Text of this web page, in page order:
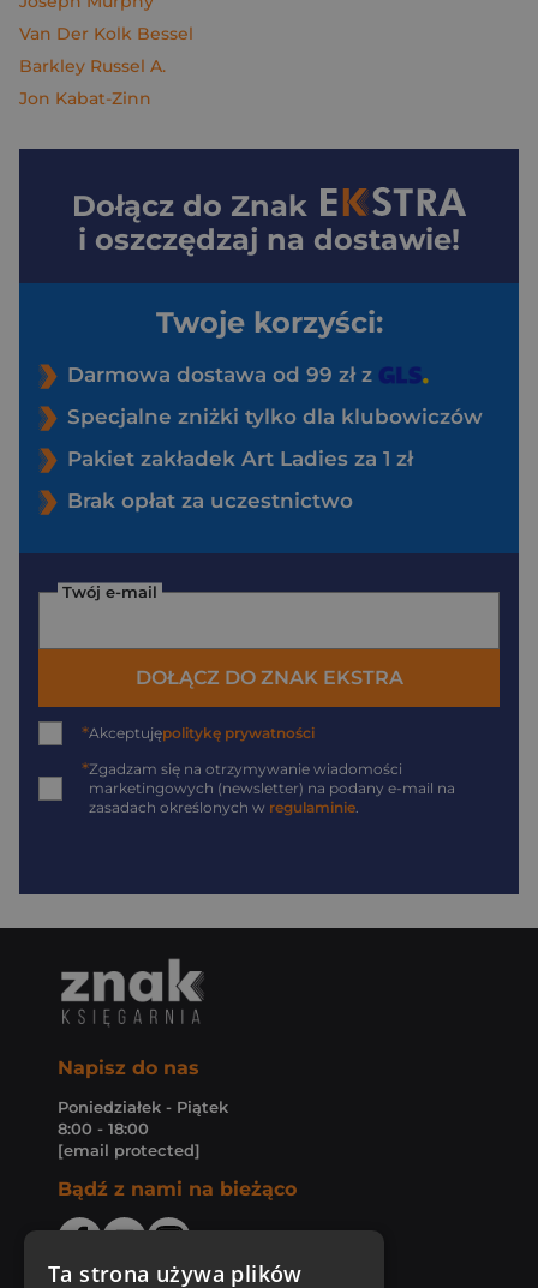
Van Der Kolk Bessel
Barkley Russel A.
Jon Kabat-Zinn
Dołącz do Znak
i oszczędzaj na dostawie!
Twoje korzyści:
Darmowa dostawa od 99 zł z
Specjalne zniżki tylko dla klubowiczów
Pakiet zakładek Art Ladies za 1 zł
Brak opłat za uczestnictwo
Twój e-mail
DOŁĄCZ DO ZNAK EKSTRA
*Akceptujępolitykę prywatności
*Zgadzam się na otrzymywanie wiadomości
marketingowych (newsletter) na podany e-mail na
zasadach określonych w regulaminie.
Napisz do nas
Poniedziałek - Piątek
8:00 - 18:00
[email protected]
Bądź z nami na bieżąco
Ta strona używa plików